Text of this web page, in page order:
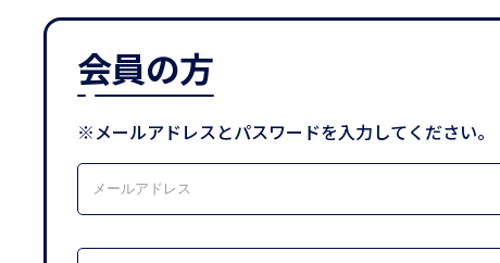
会員の方
※メールアドレスとパスワードを入力してください。